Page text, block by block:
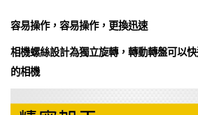
容易操作，容易操作，更換迅速
相機螺絲設計為獨立旋轉，轉動轉盤可以
的相機